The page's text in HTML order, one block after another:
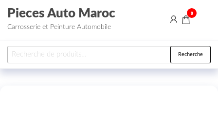
Aller au contenu
Pieces Auto Maroc
Carrosserie et Peinture Automobile
0
Recherche pour : Recherche